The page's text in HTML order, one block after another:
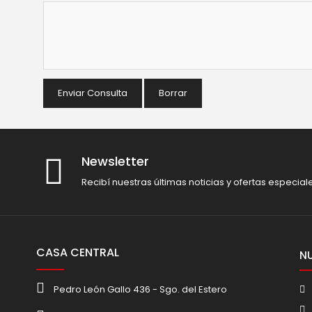
Enviar Consulta Borrar
Newsletter
Recibí nuestras últimas noticias y ofertas
CASA CENTRAL
Pedro León Gallo 436 - Sgo. del Estero